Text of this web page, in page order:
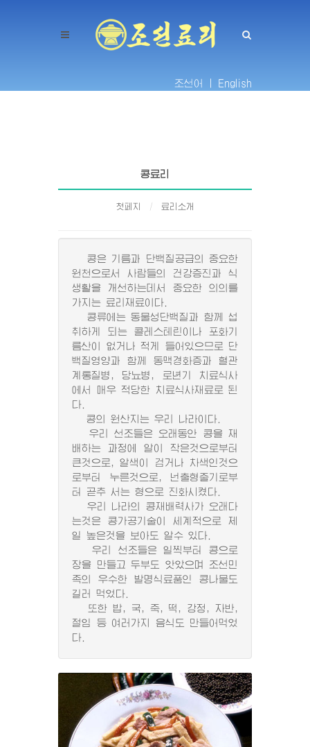
조선어 | English
콩료리
첫페지 료리소개
콩은 기름과 단백질공급의 중요한
원천으로서 사람들의 건강증진과 식
생활을 개선하는데서 중요한 의의를
가지는 료리재료이다.
콩류에는 동물성단백질과 함께 섭
취하게 되는 콜레스테린이나 포화기
름산이 없거나 적게 들어있으므로 단
백질영양과 함께 동맥경화증과 혈관
계통질병, 당뇨병, 로년기 치료식사
에서 매우 적당한 치료식사재료로 된
다.
콩의 원산지는 우리 나라이다.
우리 선조들은 오래동안 콩을 재
배하는 과정에 알이 작은것으로부터
큰것으로, 알색이 검거나 차색인것으
로부터 누른것으로, 넌출형줄기로부
터 곧추 서는 형으로 진화시켰다.
우리 나라의 콩재배력사가 오래다
는것은 콩가공기술이 세계적으로 제
일 높은것을 보아도 알수 있다.
우리 선조들은 일찍부터 콩으로
장을 만들고 두부도 앗았으며 조선민
족의 우수한 발명식료품인 콩나물도
길러 먹었다.
또한 밥, 국, 죽, 떡, 강정, 자반,
절임 등 여러가지 음식도 만들어먹었
다.